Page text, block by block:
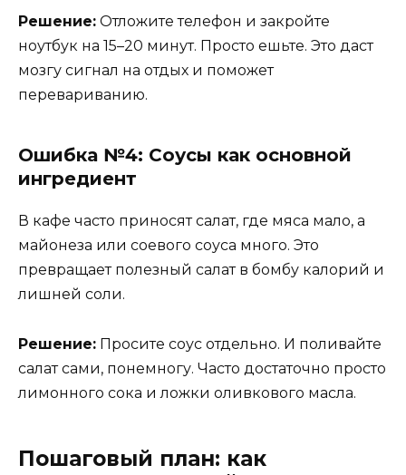
Решение: Отложите телефон и закройте
ноутбук на 15–20 минут. Просто ешьте. Это даст
мозгу сигнал на отдых и поможет
перевариванию.
Ошибка №4: Соусы как основной
ингредиент
В кафе часто приносят салат, где мяса мало, а
майонеза или соевого соуса много. Это
превращает полезный салат в бомбу калорий и
лишней соли.
Решение: Просите соус отдельно. И поливайте
салат сами, понемногу. Часто достаточно просто
лимонного сока и ложки оливкового масла.
Пошаговый план: как